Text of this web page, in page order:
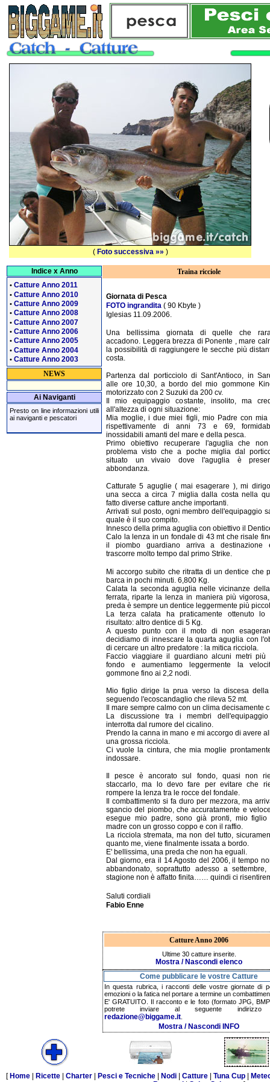
Indice x Anno
• Catture Anno 2011
• Catture Anno 2010
• Catture Anno 2009
• Catture Anno 2008
• Catture Anno 2007
• Catture Anno 2006
• Catture Anno 2005
• Catture Anno 2004
• Catture Anno 2003
NEWS
Ai Naviganti
Presto on line informazioni utili
ai naviganti e pescatori
Traina ricciole
Giornata di Pesca
FOTO ingrandita ( 90 Kbyte )
Iglesias 11.09.2006.
Una bellissima giornata di quelle che
accadono. Leggera brezza di Ponente , mare
la possibilità di raggiungere le secche più
costa.
Partenza dal porticciolo di Sant'Antioco, in
alle ore 10,30, a bordo del mio gommone
motorizzato con 2 Suzuki da 200 cv.
Il mio equipaggio costante, insolito, ma
all'altezza di ogni situazione:
Mia moglie, i due miei figli, mio Padre con mia
rispettivamente di anni 73 e 69,
inossidabili amanti del mare e della pesca.
Primo obiettivo recuperare l'aguglia che
problema visto che a poche miglia dal
situato un vivaio dove l'aguglia è
abbondanza.
Catturate 5 aguglie ( mai esagerare ), mi
una secca a circa 7 miglia dalla costa nella
fatto diverse catture anche importanti.
Arrivati sul posto, ogni membro dell'equipaggio
quale è il suo compito.
Innesco della prima aguglia con obiettivo il
Calo la lenza in un fondale di 43 mt che risale
il piombo guardiano arriva a destinazione
trascorre molto tempo dal primo Strike.
Mi accorgo subito che ritratta di un dentice che
barca in pochi minuti. 6,800 Kg.
Calata la seconda aguglia nelle vicinanze
ferrata, riparte la lenza in maniera più
preda è sempre un dentice leggermente più
La terza calata ha praticamente ottenuto lo
risultato: altro dentice di 5 Kg.
A questo punto con il moto di non
decidiamo di innescare la quarta aguglia con
di cercare un altro predatore : la mitica ricciola.
Faccio viaggiare il guardiano alcuni metri più
fondo e aumentiamo leggermente la
gommone fino ai 2,2 nodi.
Mio figlio dirige la prua verso la discesa della
seguendo l'ecoscandaglio che rileva 52 mt.
Il mare sempre calmo con un clima decisamente
La discussione tra i membri
interrotta dal rumore del cicalino.
Prendo la canna in mano e mi accorgo di avere
una grossa ricciola.
Ci vuole la cintura, che mia moglie
indossare.
Il pesce è ancorato sul fondo, quasi non
staccarlo, ma lo devo fare per evitare che
rompere la lenza tra le rocce del fondale.
Il combattimento si fa duro per mezzora, ma
sgancio del piombo, che accuratamente e
esegue mio padre, sono già pronti, mio
madre con un grosso coppo e con il raffio.
La ricciola stremata, ma non del tutto,
quanto me, viene finalmente issata a bordo.
E' bellissima, una preda che non ha eguali.
Dal giorno, era il 14 Agosto del 2006, il tempo
abbandonato, soprattutto adesso a
stagione non è affatto finita…… quindi ci
Saluti cordiali
Fabio Enne
Catture Anno 2006
Ultime 30 catture inserite.
Mostra / Nascondi elenco
Come pubblicare le vostre Catture
In questa rubrica, i racconti delle vostre giornate di
emozioni o la fatica nel portare a termine un
E' GRATUITO. Il racconto e le foto (formato JPG,
potrete inviare al seguente indirizzo
redazione@biggame.it
Mostra / Nascondi INFO
[ Home Ricette Charter Pesci e Tecniche Nodi Catture Tuna Cup
( Foto successiva »» )